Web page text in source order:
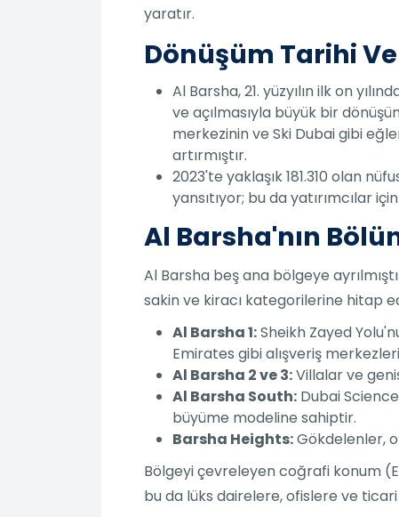
yaratır.
Dönüşüm Tarihi
Al Barsha, 21. yüzyılın ilk on
ve açılmasıyla büyük bir
merkezinin ve Ski Dubai gibi
artırmıştır.
2023'te yaklaşık 181.310 olan
yansıtıyor; bu da yatırımcılar
Al Barsha'nın
Al Barsha beş ana bölgeye
sakin ve kiracı kategorilerine hitap
Al Barsha 1:Sheikh Zayed
Emirates gibi alışveriş
Al Barsha 2 ve 3:Villalar ve
Al Barsha South: Dubai
büyüme modeline sahiptir.
Barsha Heights:Gökdelenler,
Bölgeyi çevreleyen coğrafi konum
bu da lüks dairelere, ofislere ve